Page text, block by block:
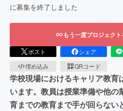
に募集を終了しました
もう一度プロジェク
ポスト シェア
埋め込み
QRコード
学校現場におけるキャリア教育
います。教員は授業準備や他の
育までの教育まで手が回らない